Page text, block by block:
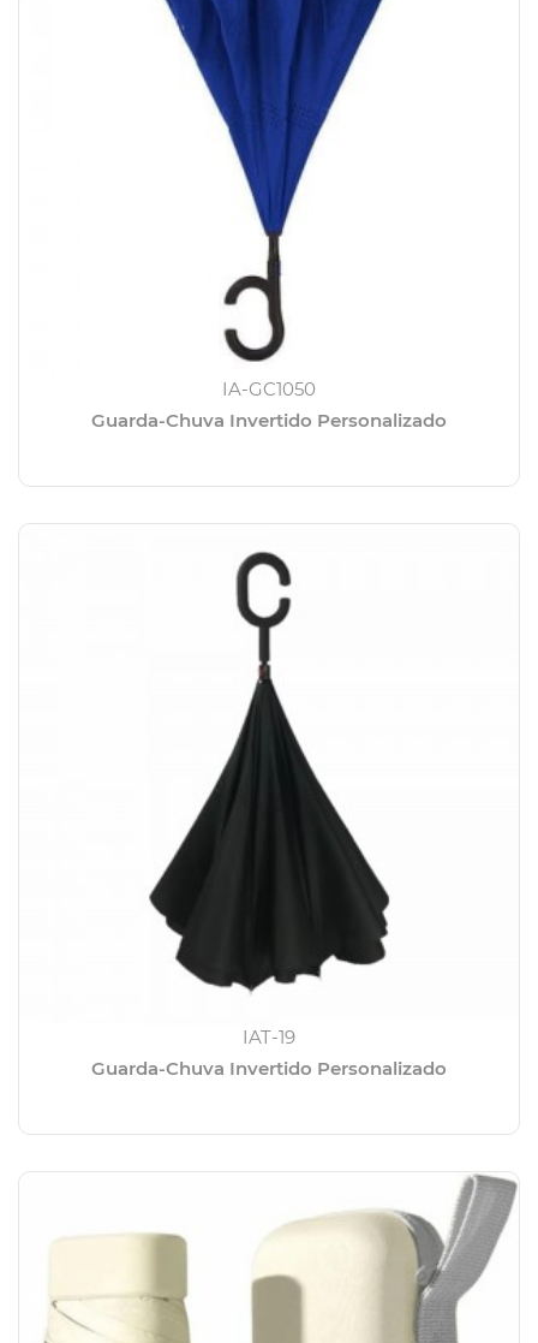
IA-GC1050
Guarda-Chuva Invertido Personalizado
IAT-19
Guarda-Chuva Invertido Personalizado